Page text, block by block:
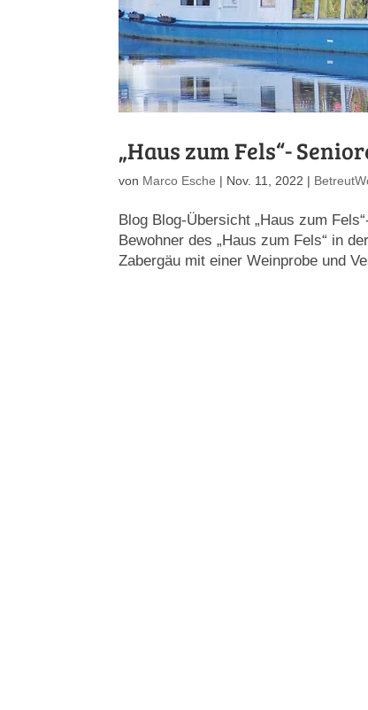
„Haus zum Fels“-
von Marco Esche | Nov. 11, 2022 |
Blog Blog-Übersicht „Haus zum
Bewohner des „Haus zum Fels“ in
Zabergäu mit einer Weinprobe und